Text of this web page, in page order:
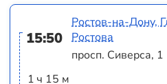
15:50
1 ч 15 м
Ростов-на-Дону,
Ростова
просп. Сиверса, 1